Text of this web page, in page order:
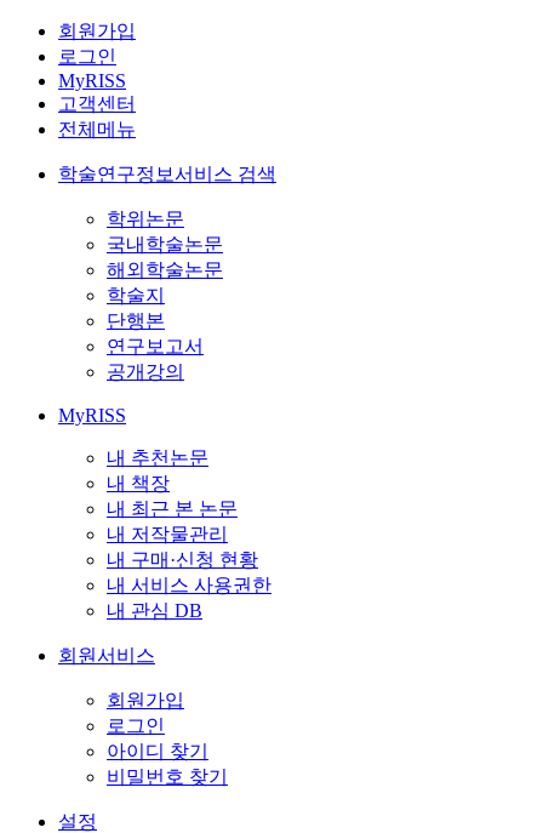
회원가입
로그인
MyRISS
고객센터
전체메뉴
학술연구정보서비스 검색
학위논문
국내학술논문
해외학술논문
학술지
단행본
연구보고서
공개강의
MyRISS
내 추천논문
내 책장
내 최근 본 논문
내 저작물관리
내 구매·신청 현황
내 서비스 사용권한
내 관심 DB
회원서비스
회원가입
로그인
아이디 찾기
비밀번호 찾기
설정